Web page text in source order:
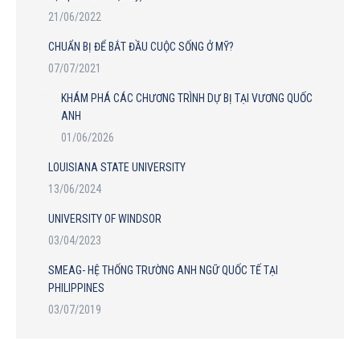
21/06/2022
CHUẨN BỊ ĐỂ BẮT ĐẦU CUỘC SỐNG Ở MỸ?
07/07/2021
KHÁM PHÁ CÁC CHƯƠNG TRÌNH DỰ BỊ TẠI VƯƠNG QUỐC
ANH
01/06/2026
LOUISIANA STATE UNIVERSITY
13/06/2024
UNIVERSITY OF WINDSOR
03/04/2023
SMEAG- HỆ THỐNG TRƯỜNG ANH NGỮ QUỐC TẾ TẠI
PHILIPPINES
03/07/2019